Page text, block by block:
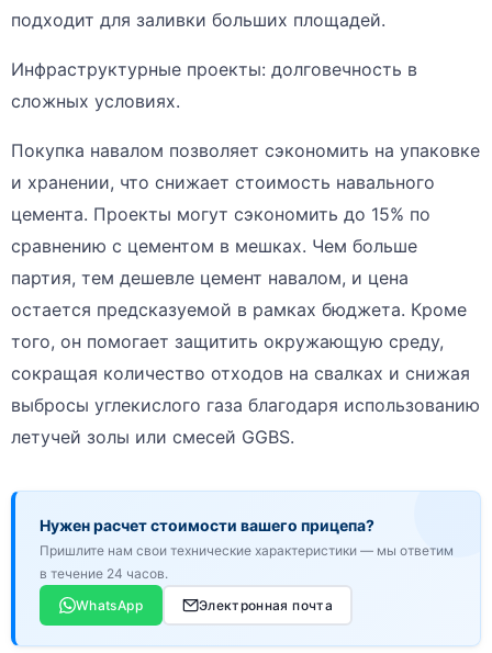
подходит для заливки больших площадей.
Инфраструктурные проекты: долговечность в
сложных условиях.
Покупка навалом позволяет сэкономить на упаковке
и хранении, что снижает стоимость навального
цемента. Проекты могут сэкономить до 15% по
сравнению с цементом в мешках. Чем больше
партия, тем дешевле цемент навалом, и цена
остается предсказуемой в рамках бюджета. Кроме
того, он помогает защитить окружающую среду,
сокращая количество отходов на свалках и снижая
выбросы углекислого газа благодаря использованию
летучей золы или смесей GGBS.
Нужен расчет стоимости вашего прицепа?
Пришлите нам свои технические характеристики — мы ответим
в течение 24 часов.
WhatsApp
Электронная почта